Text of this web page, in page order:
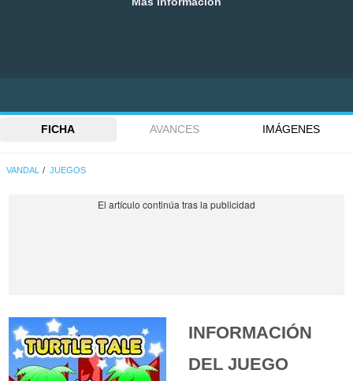
FICHA AVANCES IMÁGENES
VANDAL JUEGOS
INFORMACIÓN
DEL JUEGO